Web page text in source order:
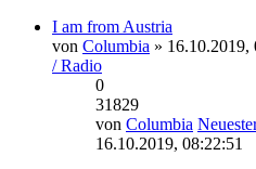
I am from Austria
von Columbia » 16.10.2019,
/ Radio
0
31829
von Columbia
16.10.2019, 08:22:51